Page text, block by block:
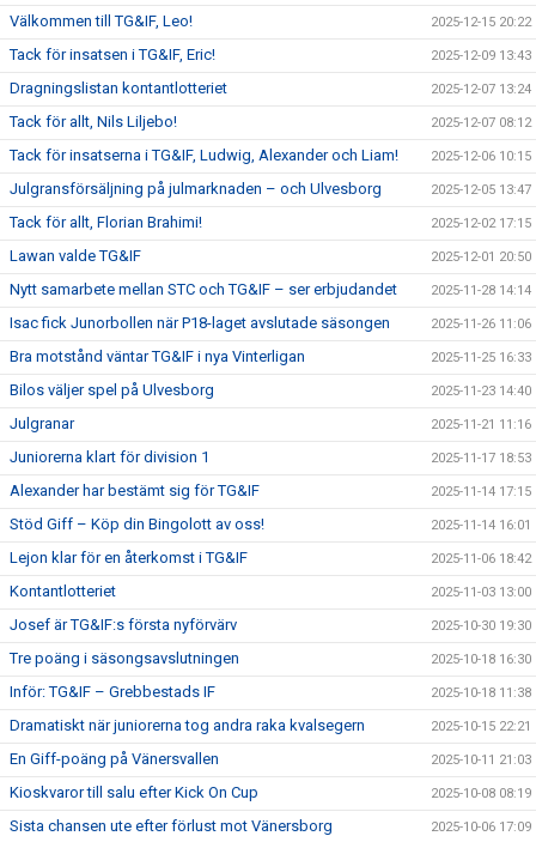
Välkommen till TG&IF, Leo! 2025-12-15 20:22
Tack för insatsen i TG&IF, Eric! 2025-12-09 13:43
Dragningslistan kontantlotteriet 2025-12-07 13:24
Tack för allt, Nils Liljebo! 2025-12-07 08:12
Tack för insatserna i TG&IF, Ludwig, Alexander och Liam! 2025-12-06 10:15
Julgransförsäljning på julmarknaden – och Ulvesborg 2025-12-05 13:47
Tack för allt, Florian Brahimi! 2025-12-02 17:15
Lawan valde TG&IF 2025-12-01 20:50
Nytt samarbete mellan STC och TG&IF – ser erbjudandet 2025-11-28 14:14
Isac fick Junorbollen när P18-laget avslutade säsongen 2025-11-26 11:06
Bra motstånd väntar TG&IF i nya Vinterligan 2025-11-25 16:33
Bilos väljer spel på Ulvesborg 2025-11-23 14:40
Julgranar 2025-11-21 11:16
Juniorerna klart för division 1 2025-11-17 18:53
Alexander har bestämt sig för TG&IF 2025-11-14 17:15
Stöd Giff – Köp din Bingolott av oss! 2025-11-14 16:01
Lejon klar för en återkomst i TG&IF 2025-11-06 18:42
Kontantlotteriet 2025-11-03 13:00
Josef är TG&IF:s första nyförvärv 2025-10-30 19:30
Tre poäng i säsongsavslutningen 2025-10-18 16:30
Inför: TG&IF – Grebbestads IF 2025-10-18 11:38
Dramatiskt när juniorerna tog andra raka kvalsegern 2025-10-15 22:21
En Giff-poäng på Vänersvallen 2025-10-11 21:03
Kioskvaror till salu efter Kick On Cup 2025-10-08 08:19
Sista chansen ute efter förlust mot Vänersborg 2025-10-06 17:09